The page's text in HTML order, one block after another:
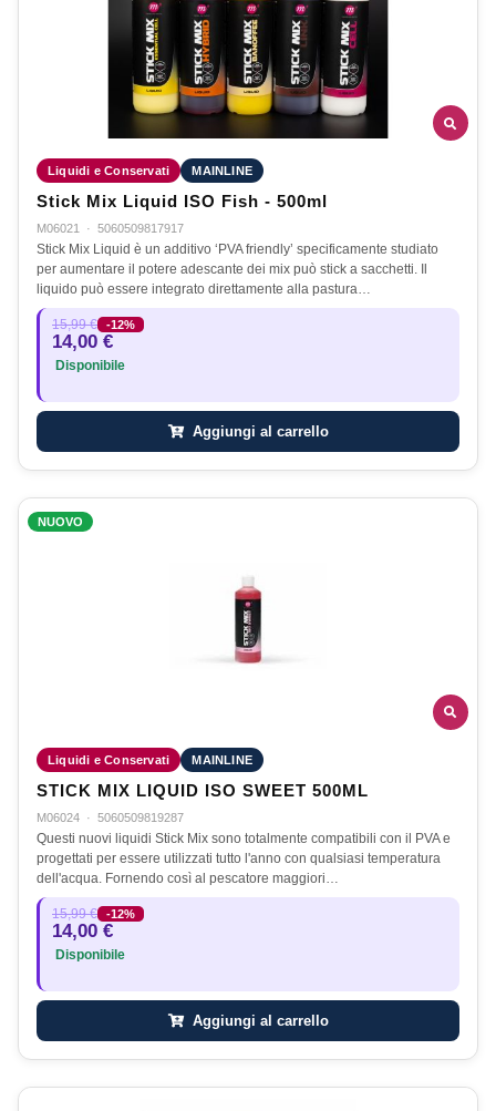
Liquidi e Conservati MAINLINE
Stick Mix Liquid ISO Fish - 500ml
M06021 · 5060509817917
Stick Mix Liquid è un additivo ‘PVA friendly’ specificamente studiato
per aumentare il potere adescante dei mix può stick a sacchetti. Il
liquido può essere integrato direttamente alla pastura…
15,99 € -12%
14,00 €
Disponibile
Aggiungi al carrello
NUOVO
Liquidi e Conservati MAINLINE
STICK MIX LIQUID ISO SWEET 500ML
M06024 · 5060509819287
Questi nuovi liquidi Stick Mix sono totalmente compatibili con il PVA e
progettati per essere utilizzati tutto l'anno con qualsiasi temperatura
dell'acqua. Fornendo così al pescatore maggiori…
15,99 € -12%
14,00 €
Disponibile
Aggiungi al carrello